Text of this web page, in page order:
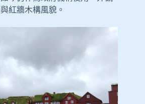
紅牆木構風貌。